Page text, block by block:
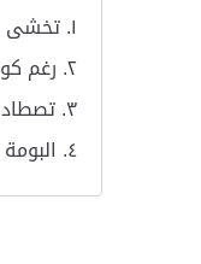
تخشى
رغم